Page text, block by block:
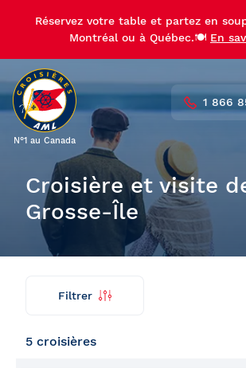
Réservez votre table et partez en
Montréal ou à Québec.🍽️ En
Réservez votre table et partez en
Montréal ou à Québec.🍽️ En
N°1 au Canada
1 866
Croisière et visite
Grosse-Île
Filtrer
5 croisières